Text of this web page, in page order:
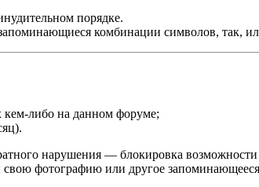
порядке.
комбинации символов, так,
кем-либо на данном форуме;
нарушения — блокировка
свою фотографию или другое